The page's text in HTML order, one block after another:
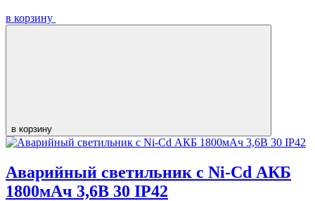
в корзину
в корзину
Аварийный светильник с Ni-Cd АКБ
1800мАч 3,6В 30 IP42